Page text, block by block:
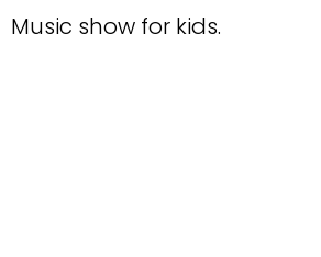
Music show for kids.